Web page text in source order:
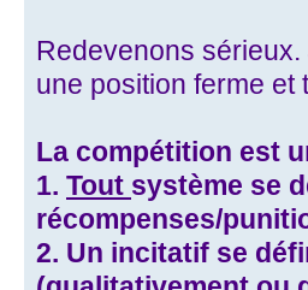
Redevenons
une position ferme et
La compétition est
1. Tout système se
récompenses/
2. Un incitatif se